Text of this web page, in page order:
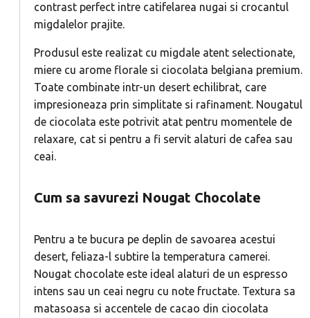
contrast perfect intre catifelarea nugai si crocantul
migdalelor prajite.
Produsul este realizat cu migdale atent selectionate,
miere cu arome florale si ciocolata belgiana premium.
Toate combinate intr-un desert echilibrat, care
impresioneaza prin simplitate si rafinament. Nougatul
de ciocolata este potrivit atat pentru momentele de
relaxare, cat si pentru a fi servit alaturi de cafea sau
ceai.
Cum sa savurezi Nougat Chocolate
Pentru a te bucura pe deplin de savoarea acestui
desert, feliaza-l subtire la temperatura camerei.
Nougat chocolate este ideal alaturi de un espresso
intens sau un ceai negru cu note fructate. Textura sa
matasoasa si accentele de cacao din ciocolata